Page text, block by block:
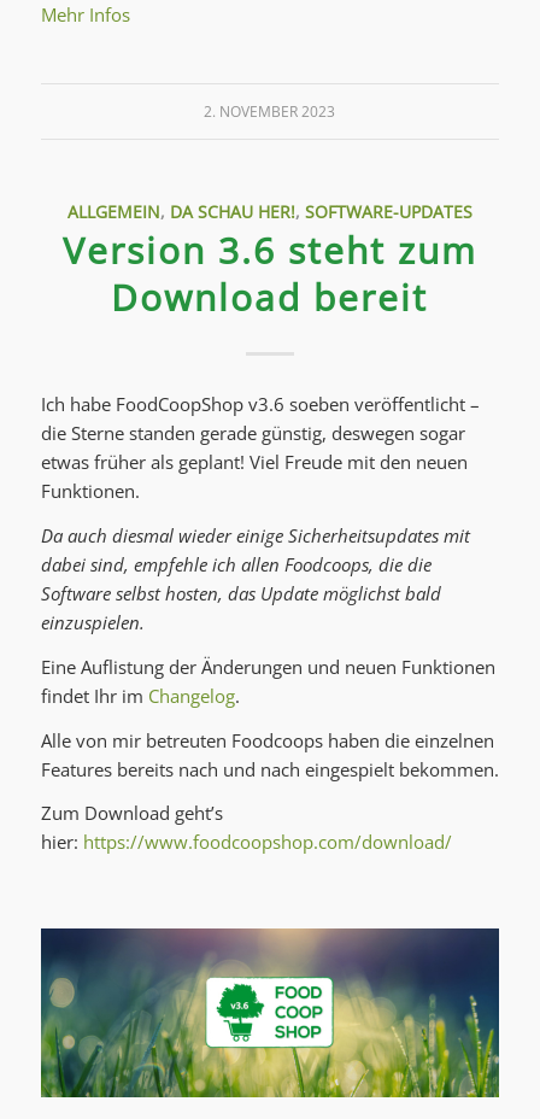
Mehr Infos
2. NOVEMBER 2023
ALLGEMEIN, DA SCHAU HER!, SOFTWARE-UPDATES
Version 3.6 steht zum
Download bereit
Ich habe FoodCoopShop v3.6 soeben veröffentlicht –
die Sterne standen gerade günstig, deswegen sogar
etwas früher als geplant! Viel Freude mit den neuen
Funktionen.
Da auch diesmal wieder einige Sicherheitsupdates mit
dabei sind, empfehle ich allen Foodcoops, die die
Software selbst hosten, das Update möglichst bald
einzuspielen.
Eine Auflistung der Änderungen und neuen Funktionen
findet Ihr im Changelog.
Alle von mir betreuten Foodcoops haben die einzelnen
Features bereits nach und nach eingespielt bekommen.
Zum Download geht’s
hier: https://www.foodcoopshop.com/download/